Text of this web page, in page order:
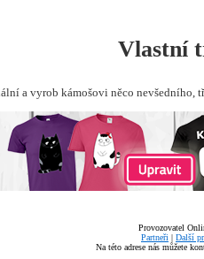
Vlastní
a vyrob kámošovi něco nevšedního,
Provozovatel
Partneři | Další
Na této adrese nás můžete